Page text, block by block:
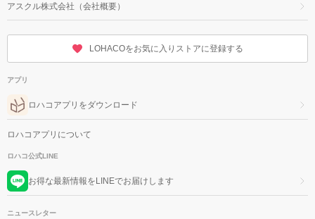
アスクル株式会社（会社概要）
LOHACOをお気に入りストアに登録する
アプリ
ロハコアプリをダウンロード
ロハコアプリについて
ロハコ公式LINE
お得な最新情報をLINEでお届けします
ニュースレター